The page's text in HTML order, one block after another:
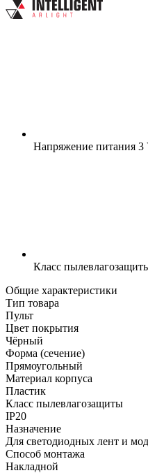
Напряжение питания 3
Класс
Общие характеристики
Тип товара
Пульт
Цвет покрытия
Чёрный
Форма (сечение)
Прямоугольный
Материал корпуса
Пластик
Класс пылевлагозащиты
IP20
Назначение
Для светодиодных лент и
Способ монтажа
Накладной